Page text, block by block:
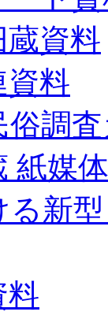
蔵資料
資料
調査
紙媒
る新
料